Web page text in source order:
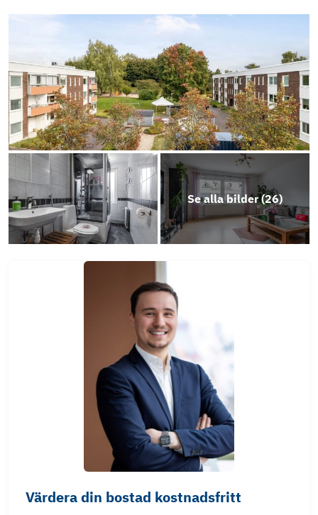
Se alla bilder (26)
Värdera din bostad kostnadsfritt